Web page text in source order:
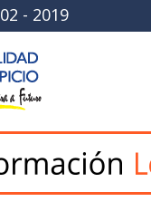
- 2019